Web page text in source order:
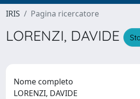
IRIS Pagina ricercatore
LORENZI, DAVIDE
Nome completo
LORENZI, DAVIDE